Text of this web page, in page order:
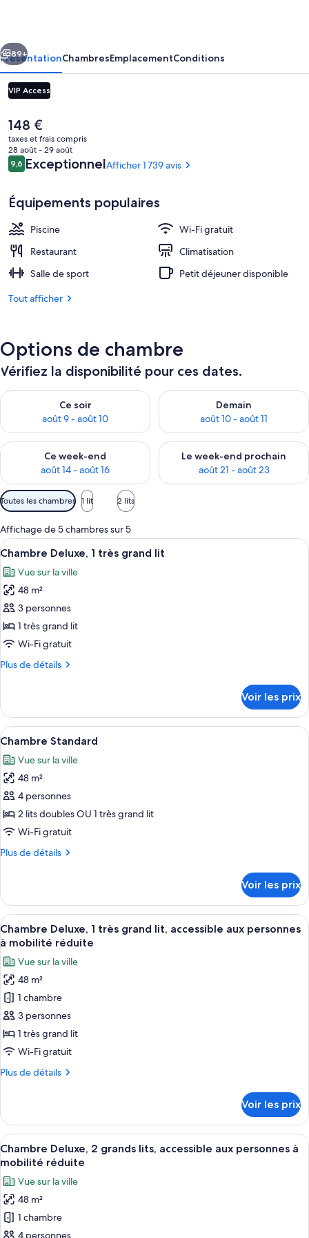
Conference
Center
Détail de l’intérieur
Suivant
89+
PrésentationChambresEmplacementConditions
VIP Access
Le
prix
actuel
est
de
148 €
taxes et frais compris
28 août - 29 août
Avis
voyageurs
9,69,6 sur 10
ExceptionnelAfficher 1 739 avis
Équipements populaires
Piscine
Wi-Fi gratuit
Restaurant
Climatisation
Salle de sport
Petit déjeuner disponible
Tout afficher
Options de chambre
Vérifiez la disponibilité pour ces dates.
Ce soir
août 9 - août 10
Vérifier la disponibilité pour ce soir août 9 - août 10
Demain
août 10 - août 11
Vérifier la disponibilité pour
Ce week-end
août 14 - août 16
Vérifier la disponibilité pour ce week-end août 14 - août 16
Le week-end prochain
août 21 - août 23
Vérifier la disponibilité pour
Filtres
disponibles
pour
les
chambres
Toutes les chambres 1 lit 2 lits
Affichage de 5 chambres sur 5
Afficher
toutes
les
photos
pour
ce
type
chambre :
très
grand
lit
Une chambre d’hôtel avec un
9
Chambre Deluxe, 1 très grand lit
Vue sur la ville
48 m²
3 personnes
1 très grand lit
Wi-Fi gratuit
Plus de détails
Plus
le
type
de
Chambre
Deluxe,
très
grand
lit
Voir les prix
Afficher
toutes
les
photos
pour
ce
type
chambre :
Une chambre moderne avec une
7
Chambre Standard
Vue sur la ville
48 m²
4 personnes
2 lits doubles OU 1 très grand lit
Wi-Fi gratuit
Plus de détails
Plus
le
type
de
chambre
Standard
Voir les prix
Afficher
toutes
les
photos
pour
ce
type
de
chambre :
Deluxe,
grand
lit,
accessible
aux
personnes
à
mobilité
Une chambre d’hôtel avec un
8
Chambre Deluxe, 1 très grand lit, accessible aux personnes
à mobilité réduite
Vue sur la ville
48 m²
1 chambre
3 personnes
1 très grand lit
Wi-Fi gratuit
Plus de détails
Plus
le
type
de
chambre
Deluxe,
très
grand
lit,
Voir les prix
Afficher
toutes
les
photos
pour
ce
Une chambre d’hôtel avec deux
7
Chambre Deluxe, 2 grands lits, accessible aux personnes à
mobilité réduite
Vue sur la ville
48 m²
1 chambre
4 personnes